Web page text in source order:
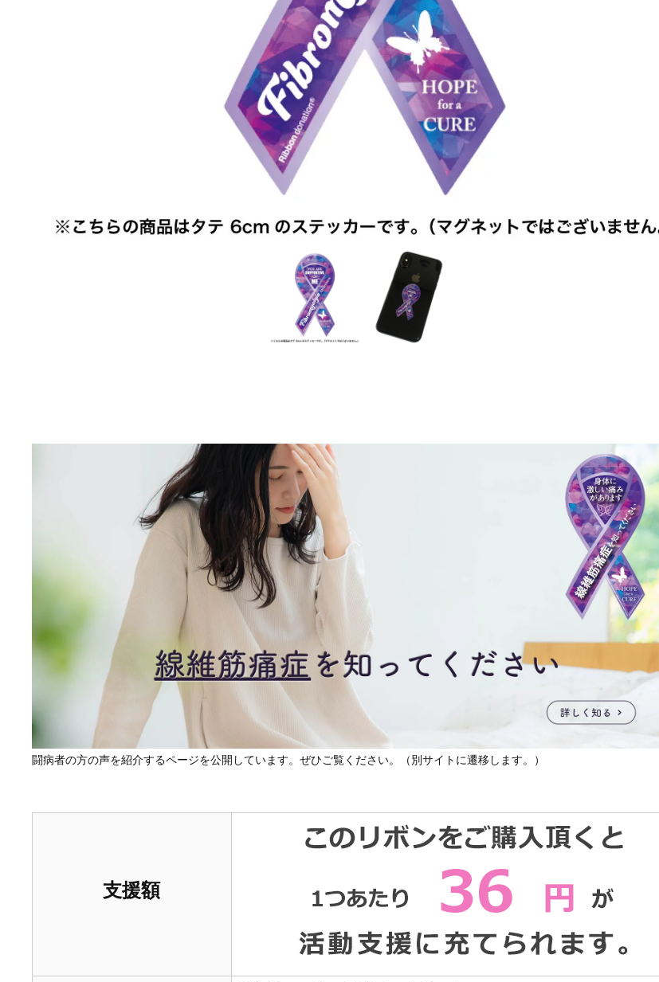
闘病者の方の声を紹介するページを公開しています。ぜひご覧ください。（別サイトに遷移します。）
支援額